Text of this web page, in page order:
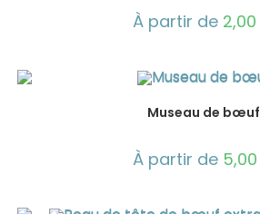
À partir de 2,00
Museau de bœuf
À partir de 5,00